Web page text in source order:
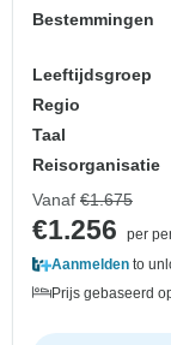
Bestemmingen
Leeftijdsgroep
Regio
Taal
Reisorganisatie
Vanaf €1.675
€1.256
per
Aanmelden to
Prijs gebaseerd